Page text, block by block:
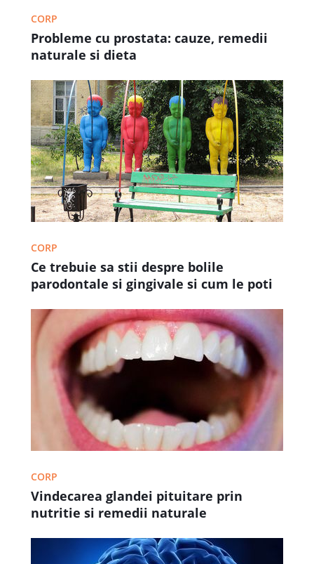
CORP
Probleme cu prostata: cauze, remedii
naturale si dieta
CORP
Ce trebuie sa stii despre bolile
parodontale si gingivale si cum le poti
CORP
Vindecarea glandei pituitare prin
nutritie si remedii naturale